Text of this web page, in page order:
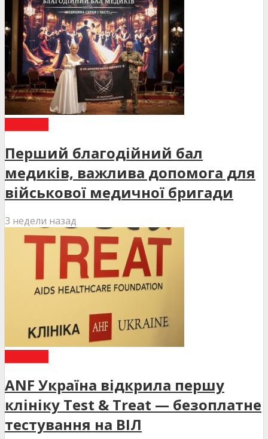
Перший благодійний бал
медиків, важлива допомога для
військової медичної бригади
3 недели назад
ANF Україна відкрила першу
клініку Test & Treat — безоплатне
тестування на ВІЛ